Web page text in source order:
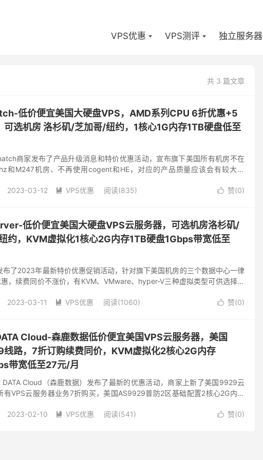
VPS优惠 VPS测评 独立服务器
共 3 篇文章
低价便宜美国大硬盘VPS，AMD系列CPU 6折优惠+5
可选机房 洛杉矶/芝加哥/纽约，1核心1G内存1TB硬盘低至
商家发布了产品升级消息和特价优惠活动，宣布旗下美国所有机房不在
和M247机房、不再使用cogent和HE，对应的产品质量应该会有较大提
 赞(0)
2023-03-12  VPS优惠 阅读(835)
低价便宜美国大硬盘VPS云服务器，可选机房洛杉矶/
约，KVM虚拟化1核心2G内存1TB硬盘1Gbps带宽低至
布了2023年最新特价优惠促销活动，针对旗下美国机房的三个数据中心一律
，续费同价不涨价，有KVM、VMware、hyper-V三种虚拟类型可供选择，
 赞(0)
2023-03-11  VPS优惠 阅读(1060)
Cloud-森鹿数据低价便宜美国VPS云服务器，美国
路，7折订购续费同价，KVM虚拟化2核心2G内存
带宽低至27元/月
DATA Cloud（森鹿数据）发布了最新的优惠活动，商家上新了美国9929云
有VPS云服务器业务7折购买，美国AS9929普防2区基础配置2核心2G内存
 赞(0)
2023-02-10  VPS优惠 阅读(541)